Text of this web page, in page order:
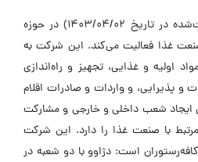
شرکت نامدار سبز زندگی (ثبت‌شده در تاریخ 1403/04/02) در حوزه
غذا فعالیت می‌کند. این شرکت به
اولیه و غذایی، تجهیز و راه‌اندازی
و پذیرایی، و واردات و صادرات اقلام
ایجاد شعب داخلی و خارجی و مشارکت
با صنعت غذا را دارد. این شرکت
است: دژاوو با دو شعبه در